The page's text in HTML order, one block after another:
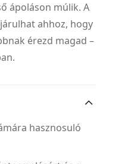
ápoláson múlik. A
ahhoz, hogy
érezd magad –
hasznosuló